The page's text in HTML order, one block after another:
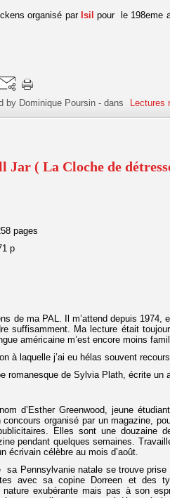
organisé par Isil pour le 198eme
by Dominique Poursin -dans Lectures
Jar ( La Cloche de
1972, 258
p
de ma PAL. Il m’attend depuis 1974,
suffisamment. Ma lecture était
américaine m’est encore moins
à laquelle j’ai eu hélas souvent
romanesque de Sylvia Plath, écrite un
d’Esther Greenwood, jeune
organisé par un magazine,
Elles sont une douzaine
pendant quelques semaines.
écrivain célèbre au mois d’août.
sa Pennsylvanie natale se trouve
avec sa copine Dorreen et des
exubérante mais pas à son